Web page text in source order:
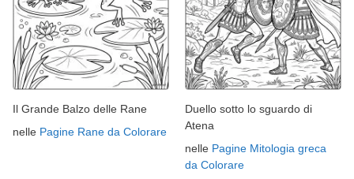
Il Grande Balzo delle Rane
nelle Pagine Rane da Colorare
Duello sotto lo sguardo di
Atena
nelle Pagine Mitologia greca
da Colorare